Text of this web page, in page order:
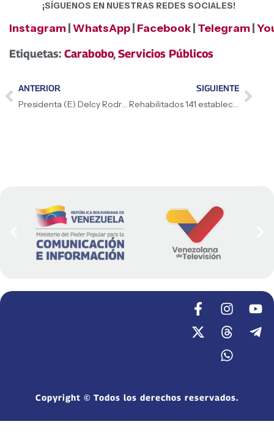
¡SÍGUENOS EN NUESTRAS REDES SOCIALES!
Instagram WhatsApp Facebook Telegram
Etiquetas: Carabobo,Servicios Públicos
ANTERIOR
Presidenta (E) Delcy Rodríguez nombra dos autoridades en materia cultural
SIGUIENTE
Rehabilitados 141 establecimientos de Mercal y PDVAL para fortalecer la seguridad alimentaria
Copyright © Todos los derechos reservados.